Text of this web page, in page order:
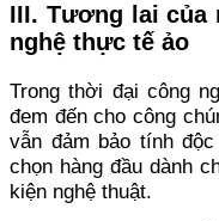
III. Tương lai của
nghệ thực tế ảo
Trong thời đại công
đem đến cho công
vẫn đảm bảo tính
chọn hàng đầu dành
kiện nghệ thuật.